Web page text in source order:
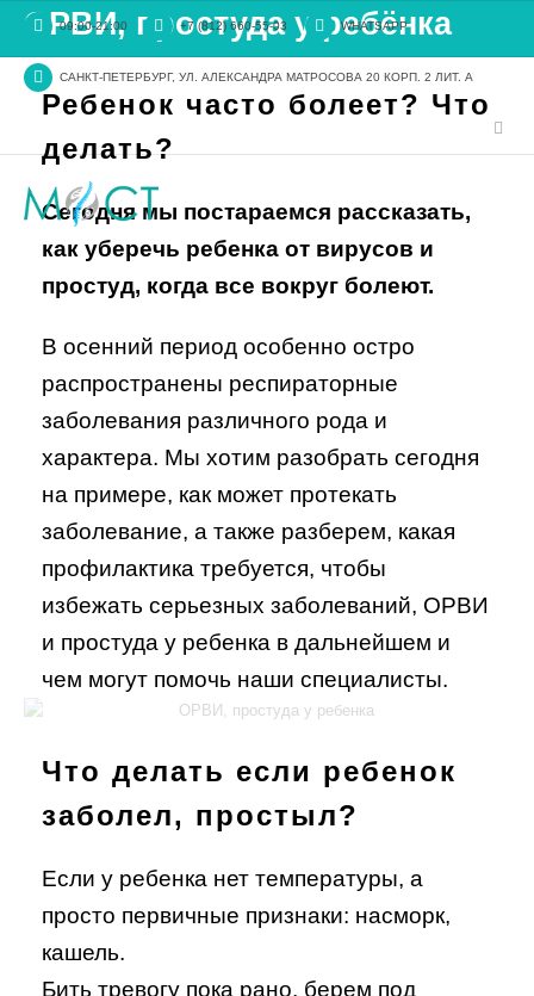
09:00-21:00 +7 (812) 660-55-03 WHATSAPP
САНКТ-ПЕТЕРБУРГ, УЛ. АЛЕКСАНДРА МАТРОСОВА 20 КОРП. 2 ЛИТ. А
ОРВИ, простуда у ребёнка
Ребенок часто болеет? Что
делать?
Сегодня мы постараемся рассказать,
как уберечь ребенка от вирусов и
простуд, когда все вокруг болеют.
В осенний период особенно остро
распространены респираторные
заболевания различного рода и
характера. Мы хотим разобрать сегодня
на примере, как может протекать
заболевание, а также разберем, какая
профилактика требуется, чтобы
избежать серьезных заболеваний, ОРВИ
и простуда у ребенка в дальнейшем и
чем могут помочь наши специалисты.
Что делать если ребенок
заболел, простыл?
Если у ребенка нет температуры, а
просто первичные признаки: насморк,
кашель.
Бить тревогу пока рано, берем под